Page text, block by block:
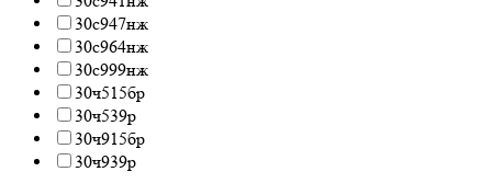
30с947нж
30с964нж
30с999нж
30ч515бр
30ч539р
30ч915бр
30ч939р